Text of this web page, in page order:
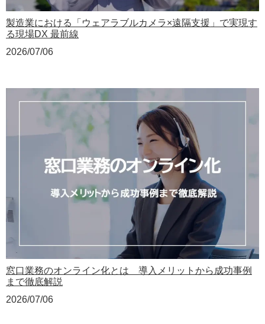
製造業における「ウェアラブルカメラ×遠隔支援」で実現す
る現場DX 最前線
2026/07/06
窓口業務のオンライン化とは 導入メリットから成功事例
まで徹底解説
2026/07/06